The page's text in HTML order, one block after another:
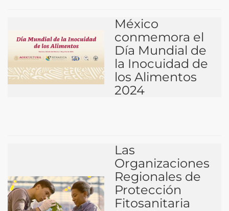
México
conmemora el
Día Mundial de
la Inocuidad de
los Alimentos
2024
Las
Organizaciones
Regionales de
Protección
Fitosanitaria